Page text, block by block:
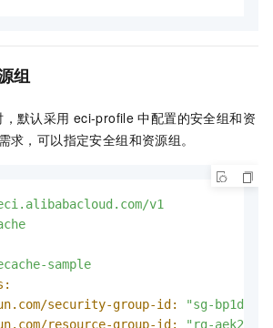
组
，默认采用 eci-profile 中配置的安全组和资
求，可以指定安全组和资源组。
v1
sample
security-group-id:
"sg-
resource-group-id:
"rg-